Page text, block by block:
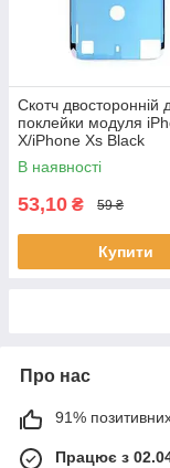
Скотч двосторонній
поклейки модуля
X/iPhone Xs Black
В наявності
53,10 ₴ 59 ₴
Купити
Про нас
91% позитивних
Працює з